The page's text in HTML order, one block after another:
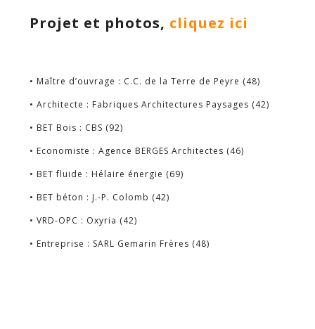
Projet et photos, cliquez ici
• Maître d’ouvrage : C.C. de la Terre de Peyre (48)
• Architecte : Fabriques Architectures Paysages (42)
• BET Bois : CBS (92)
• Economiste : Agence BERGES Architectes (46)
• BET fluide : Hélaire énergie (69)
• BET béton : J.-P. Colomb (42)
• VRD-OPC : Oxyria (42)
• Entreprise : SARL Gemarin Frères (48)